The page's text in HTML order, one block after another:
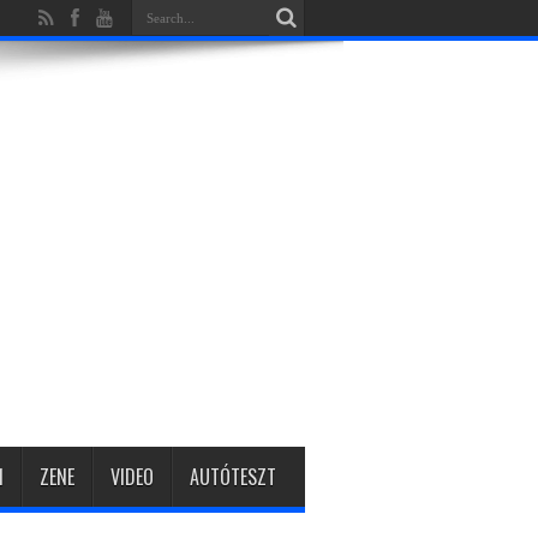
ZENE VIDEO AUTÓTESZT